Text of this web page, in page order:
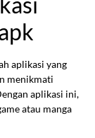
aplikasi yang
menikmati
aplikasi ini,
atau manga